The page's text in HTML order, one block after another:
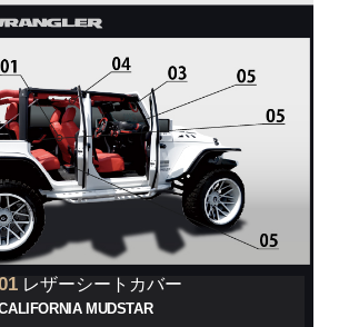
レザーシートカバー
MUDSTAR